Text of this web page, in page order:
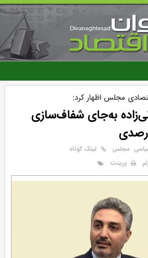
رفتن
محتوای
اصلی
مجلس اظهار کرد:
به‌جای شفاف‌سازی
مجلس
لینک کوتاه
پرینت